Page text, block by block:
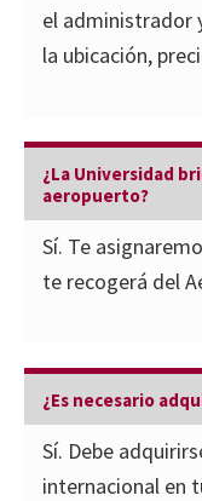
el administrador
la ubicación,
¿La Universidad
aeropuerto?
Sí. Te
te recogerá del
¿Es necesario
Sí. Debe
internacional en